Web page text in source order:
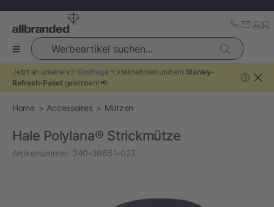
Werbeartikel suchen...
Jetzt an unserer 👉 Umfrage👈 teilnehmen und ein Stanley-
Refresh-Paket gewinnen! 📢
?
Home Accessoires Mützen
Hale Polylana® Strickmütze
Artikelnummer: 340-38651-023